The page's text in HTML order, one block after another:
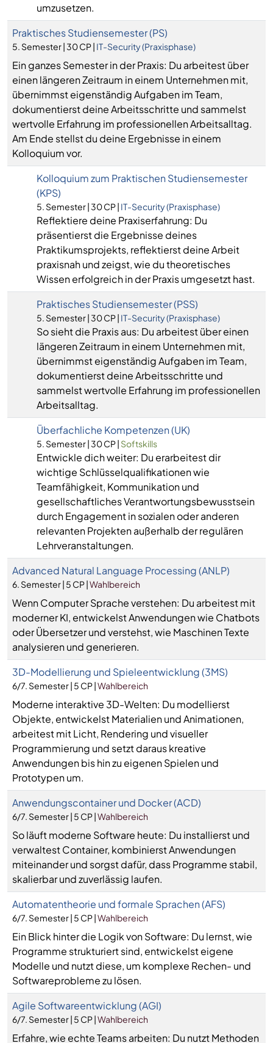
umzusetzen.
Praktisches Studiensemester (PS)
5. Semester | 30 CP | IT-Security (Praxisphase)
Ein ganzes Semester in der Praxis: Du arbeitest über
einen längeren Zeitraum in einem Unternehmen mit,
übernimmst eigenständig Aufgaben im Team,
dokumentierst deine Arbeitsschritte und sammelst
wertvolle Erfahrung im professionellen Arbeitsalltag.
Am Ende stellst du deine Ergebnisse in einem
Kolloquium vor.
Kolloquium zum Praktischen Studiensemester
(KPS)
5. Semester | 30 CP | IT-Security (Praxisphase)
Reflektiere deine Praxiserfahrung: Du
präsentierst die Ergebnisse deines
Praktikumsprojekts, reflektierst deine Arbeit
praxisnah und zeigst, wie du theoretisches
Wissen erfolgreich in der Praxis umgesetzt hast.
Praktisches Studiensemester (PSS)
5. Semester | 30 CP | IT-Security (Praxisphase)
So sieht die Praxis aus: Du arbeitest über einen
längeren Zeitraum in einem Unternehmen mit,
übernimmst eigenständig Aufgaben im Team,
dokumentierst deine Arbeitsschritte und
sammelst wertvolle Erfahrung im professionellen
Arbeitsalltag.
Überfachliche Kompetenzen (UK)
5. Semester | 30 CP | Softskills
Entwickle dich weiter: Du erarbeitest dir
wichtige Schlüsselqualifikationen wie
Teamfähigkeit, Kommunikation und
gesellschaftliches Verantwortungsbewusstsein
durch Engagement in sozialen oder anderen
relevanten Projekten außerhalb der regulären
Lehrveranstaltungen.
Advanced Natural Language Processing (ANLP)
6. Semester | 5 CP |Wahlbereich
Wenn Computer Sprache verstehen: Du arbeitest mit
moderner KI, entwickelst Anwendungen wie Chatbots
oder Übersetzer und verstehst, wie Maschinen Texte
analysieren und generieren.
3D-Modellierung und Spieleentwicklung (3MS)
6/7. Semester | 5 CP |Wahlbereich
Moderne interaktive 3D-Welten: Du modellierst
Objekte, entwickelst Materialien und Animationen,
arbeitest mit Licht, Rendering und visueller
Programmierung und setzt daraus kreative
Anwendungen bis hin zu eigenen Spielen und
Prototypen um.
Anwendungscontainer und Docker (ACD)
6/7. Semester | 5 CP |Wahlbereich
So läuft moderne Software heute: Du installierst und
verwaltest Container, kombinierst Anwendungen
miteinander und sorgst dafür, dass Programme stabil,
skalierbar und zuverlässig laufen.
Automatentheorie und formale Sprachen (AFS)
6/7. Semester | 5 CP |Wahlbereich
Ein Blick hinter die Logik von Software: Du lernst, wie
Programme strukturiert sind, entwickelst eigene
Modelle und nutzt diese, um komplexe Rechen- und
Softwareprobleme zu lösen.
Agile Softwareentwicklung (AGI)
6/7. Semester | 5 CP |Wahlbereich
Erfahre, wie echte Teams arbeiten: Du nutzt Methoden